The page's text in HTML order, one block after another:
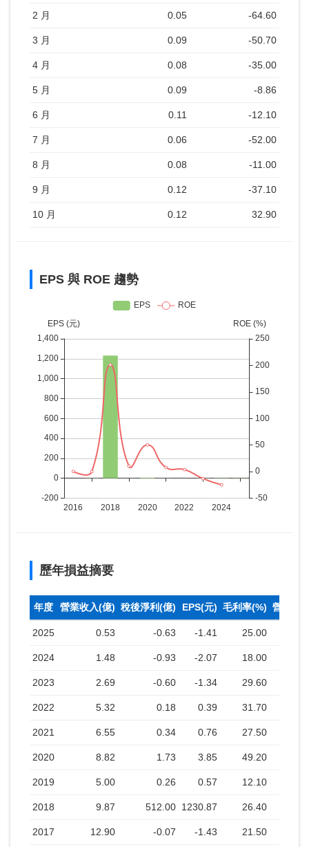
2 月 0.05 -64.60
3 月 0.09 -50.70
4 月 0.08 -35.00
5 月 0.09 -8.86
6 月 0.11 -12.10
7 月 0.06 -52.00
8 月 0.08 -11.00
9 月 0.12 -37.10
10 月 0.12 32.90
EPS 與 ROE 趨勢
歷年損益摘要
年度 營業收入(億) 稅後淨利(億) EPS(元) 毛利率(%) 營業利
2025 0.53 -0.63 -1.41 25.00
2024 1.48 -0.93 -2.07 18.00
2023 2.69 -0.60 -1.34 29.60
2022 5.32 0.18 0.39 31.70
2021 6.55 0.34 0.76 27.50
2020 8.82 1.73 3.85 49.20
2019 5.00 0.26 0.57 12.10
2018 9.87 512.00 1230.87 26.40
2017 12.90 -0.07 -1.43 21.50